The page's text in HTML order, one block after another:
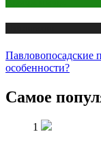
Павловопосадские
особенности?
Самое
1